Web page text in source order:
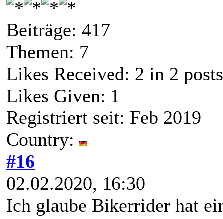
Beiträge: 417
Themen: 7
Likes Received: 2 in 2 posts
Likes Given: 1
Registriert seit: Feb 2019
Country:
#16
02.02.2020, 16:30
Ich glaube Bikerrider hat